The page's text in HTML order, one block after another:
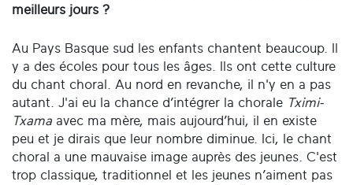
meilleurs jours ?
Au Pays Basque sud les enfants chantent beaucoup. Il
y a des écoles pour tous les âges. Ils ont cette culture
du chant choral. Au nord en revanche, il n'y en a pas
autant. J'ai eu la chance d’intégrer la chorale Tximi-
Txama avec ma mère, mais aujourd’hui, il en existe
peu et je dirais que leur nombre diminue. Ici, le chant
choral a une mauvaise image auprès des jeunes. C'est
trop classique, traditionnel et les jeunes n’aiment pas